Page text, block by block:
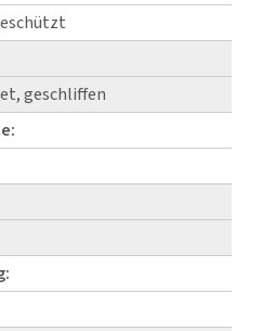
geschliffen